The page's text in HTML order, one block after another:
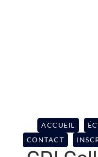
ACCUEIL
CONTACT